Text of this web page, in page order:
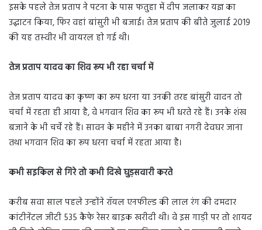
इसके पहले तेज प्रताप ने पटना के पास फतुहा में दीप जलाकर यज्ञ का
उद्घाटन किया, फिर वहां बांसुरी भी बजाई। तेज प्रताप की बीते जुलाई 2019
की यह तस्‍वीर भी वायरल हाे गई थी।
तेज प्रताप यादव का शिव रूप भी रहा चर्चा में
तेज प्रताप यादव का कृष्‍ण का रूप धरना या उनकी तरह बांसुरी वादन तो
चर्चा में रहता ही आया है, वे भगवान शिव का रूप भी धरते रहे हैं। उनके शंख
बजाने के भी चर्चे रहे हैं। सावन के महीने में उनका बाबा नगरी देवघर जाना
तथा भगवान शिव का रूप धरना चर्चा में रहता आया है।
कभी सइकिल से गिरे तो कभी दिखे घुड़सवारी करते
करीब सवा साल पहले उन्‍होंने रॉयल एनफील्ड की लाल रंग की दमदार
कांटीनेंटल जीटी 535 कैफे रेसर बाइक खरीदी थी। वे इस गाड़ी पर तो शायद